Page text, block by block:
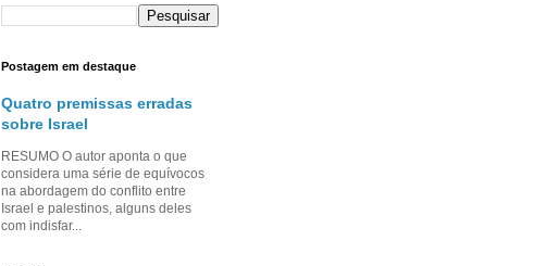
Postagem em destaque
Quatro premissas erradas
sobre Israel
RESUMO O autor aponta o que
considera uma série de equívocos
na abordagem do conflito entre
Israel e palestinos, alguns deles
com indisfar...